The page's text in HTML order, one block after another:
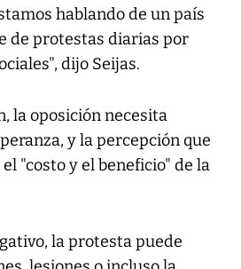
hablando de un país
de protestas diarias por
dijo Seijas.
la oposición necesita
y la percepción que
"costo y el beneficio" de la
la protesta puede